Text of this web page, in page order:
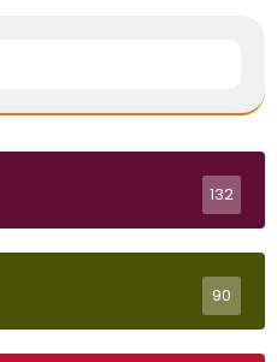
132
90